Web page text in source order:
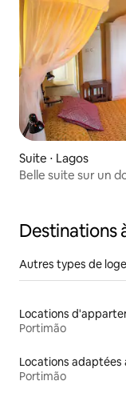
Suite ⋅ Lagos
Belle suite sur un
Destinations
Autres types de
Locations
Portimão
Portimão